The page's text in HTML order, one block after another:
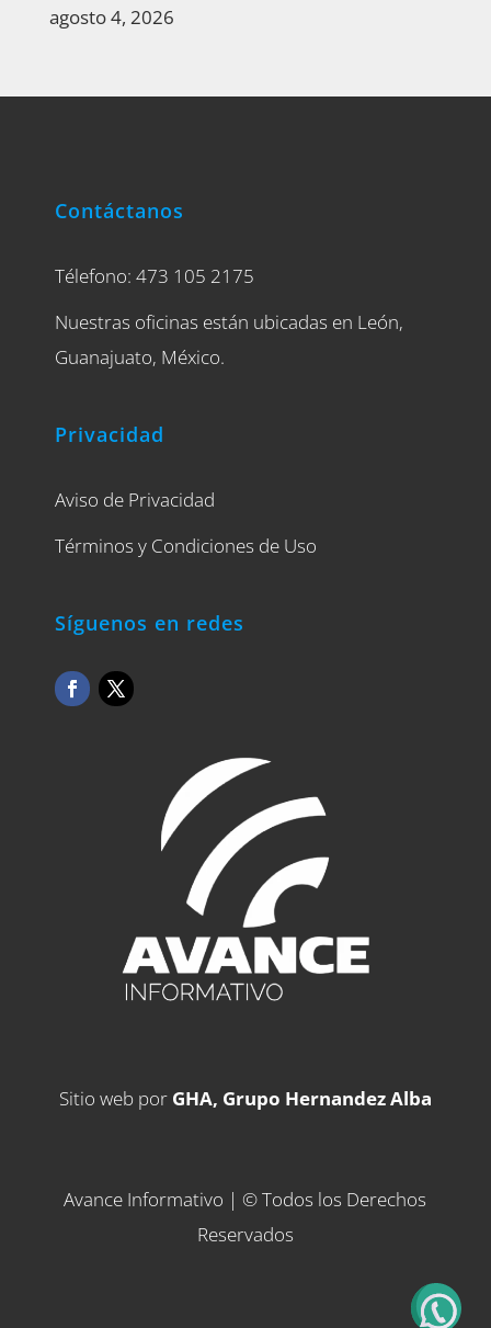
agosto 4, 2026
Contáctanos
Télefono: 473 105 2175
Nuestras oficinas están ubicadas en León,
Guanajuato, México.
Privacidad
Aviso de Privacidad
Términos y Condiciones de Uso
Síguenos en redes
Sitio web por GHA, Grupo Hernandez Alba
Avance Informativo | © Todos los Derechos
Reservados